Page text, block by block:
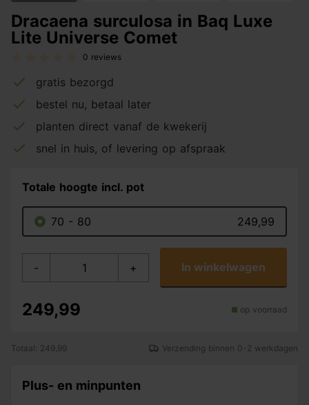
Dracaena surculosa in Baq Luxe
Lite Universe Comet
0 reviews
gratis bezorgd
bestel nu, betaal later
planten direct vanaf de kwekerij
snel in huis, of levering op afspraak
Totale hoogte incl. pot
70 - 80 249,99
- + In winkelwagen
249,99 op voorraad
Totaal: 249,99 Verzending binnen 0-2 werkdagen
Plus- en minpunten